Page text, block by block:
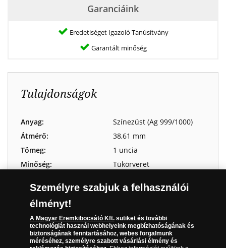
Garanciáink
Eredetiséget Igazoló Tanúsítvány
Garantált minőség
Tulajdonságok
Anyag:
Színezüst (Ag 999/1000)
Átmérő:
38,61 mm
Tömeg:
1 uncia
Minőség:
Tükörveret
Előlap:
II. Rákóczi Ferenc markáns
Hazáért és a
Szabadságért”, valamint a
kuruc zászló
Személyre szabjuk a felhasználói
élményt!
A Magyar Éremkibocsátó Kft.sütiket és további
technológiát használ webhelyeink megbízhatóságának és
biztonságának fenntartásához, webes forgalmunk
méréséhez, személyre szabott vásárlási élmény és